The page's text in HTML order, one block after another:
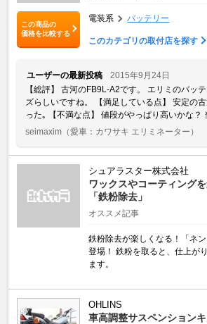
この商品の
価格を比較する
電装系 バッテリー
このカテゴリの取付店を探す
ユーザーの最新投稿
2015年9月24日
【総評】 古河のFB9L-A2です。 エリミのバッ
ズらしいですね。 【満足している点】 安定の
った｡ 【不満な点】 値段がやっぱり高いかな？
seimaxim （愛車：カワサキ エリミネーター）
シュアラスター株式会社
ワックスやコーティング
「鉄粉除去」
オススメ記事
鉄粉除去が楽しくなる！「ネ
登場！ 鉄粉を取ると、仕上が
ます。
OHLINS
車高調整サスペンション